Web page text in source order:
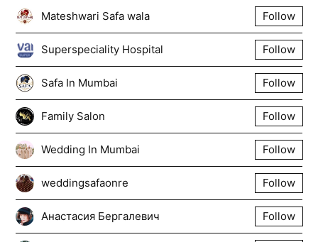
Mateshwari Safa wala Follow
Superspeciality Hospital Follow
Safa In Mumbai Follow
Family Salon Follow
Wedding In Mumbai Follow
weddingsafaonre Follow
Анастасия Бергалевич Follow